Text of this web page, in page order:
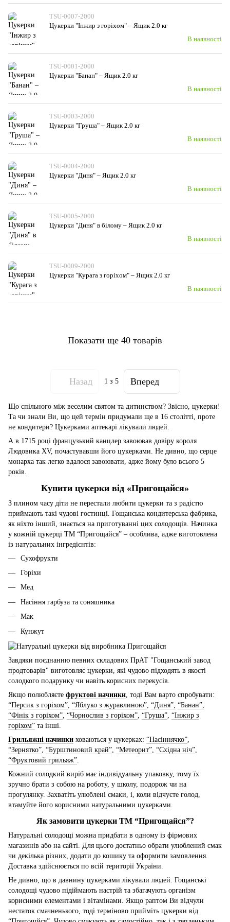
TSU-0007-2000
Цукерки "Інжир з горіхом" – Ящик 2.0 кг
В наявності
TSU-0001-2000
Цукерки "Банан" – Ящик 2.0 кг
В наявності
TSU-0003-2000
Цукерки "Груша" – Ящик 2.0 кг
В наявності
TSU-0004-2000
Цукерки "Диня" – Ящик 2.0 кг
В наявності
TSU-0005-2000
Цукерки "Диня" в білому – Ящик 2.0 кг
В наявності
TSU-0009-2000
Цукерки "Курага з горiхом" – Ящик 2.0 кг
В наявності
Показати ще 40 товарів
Назад 1 з 5 Вперед
Що спільного між веселим святом та дитинством? Звісно, цукерки!
Та чи знали Ви, що цей термін придумали ще в 16 столітті, проте
не кондитери? Цукерками аптекарі лікували людей.
А в 1715 році французький канцлер завоював довіру короля
Людовика XV, почастувавши його цукерками. Не дивно, що серце
монарха так легко вдалося завоювати, адже йому було всього 5
років.
Купити цукерки від «Пригощайся»
З плином часу діти не перестали любити цукерки та з радістю
приймають такі чудові гостинці. Гощанська кондитерська фабрика,
як ніхто інший, знається на приготуванні цих солодощів. Начинка
у кожній цукерці ТМ “Пригощайся” – особлива, адже виготовлена
із натуральних інгредієнтів:
Сухофрукти
Горіхи
Мед
Насіння гарбуза та соняшника
Мак
Кунжут
Завдяки поєднанню певних складових ПрАТ "Гощанський завод
продтоварів" виготовляє цукерки, які чудово підходять в якості
солодкого подарунку чи навіть корисних перекусів.
Якщо полюбляєте фруктові начинки , тоді Вам варто спробувати:
“Персик з горіхом” “Яблуко з журавлиною” “Диня”, “Банан”,
“Фінік з горіхом” “Чорнослив з горіхом” “Груша” “Інжир з
горіхом” та інші.
Грильяжні начинки ховаються у цукерках: “Насіннячко”
“Зернятко” “Бурштиновий край” “Метеорит” “Східна ніч”
“Фруктовий грильяж”
Кожний солодкий виріб має індивідуальну упаковку, тому їх
зручно брати з собою на роботу, у школу, подорож чи на
прогулянку. Захватіть улюблені смаки, і, коли відчуєте голод,
втамуйте його корисними натуральними цукерками.
Як замовити цукерки ТМ “Пригощайся”?
Натуральні солодощі можна придбати в одному із фірмових
магазинів або на сайті. Для цього достатньо обрати улюблений смак
чи декілька різних, додати до кошику та оформити замовлення.
Доставка здійснюється по всій території України.
Не дивно, що в давнину цукерками лікували людей. Гощанські
солодощі чудово підіймають настрій та збагачують організм
корисними елементами і вітамінами. Якщо раптом Ви відчули
нестаток смачненького, тоді терміново прийміть цукерки від